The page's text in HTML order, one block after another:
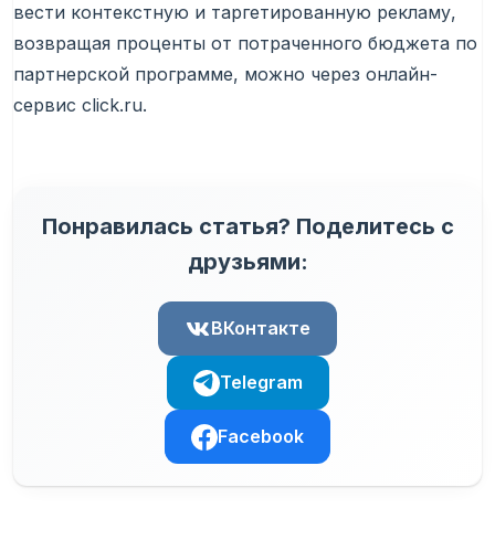
вести контекстную и таргетированную рекламу,
возвращая проценты от потраченного бюджета по
партнерской программе, можно через онлайн-
сервис click.ru.
Понравилась статья? Поделитесь с
друзьями:
ВКонтакте
Telegram
Facebook